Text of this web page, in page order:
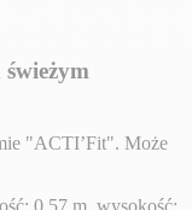
"ACTI’Fit". Może